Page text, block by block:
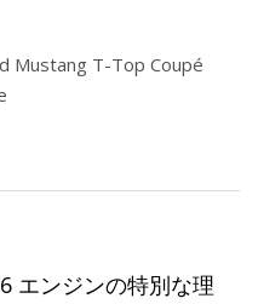
Mustang T-Top Coupé
エンジンの特別な理